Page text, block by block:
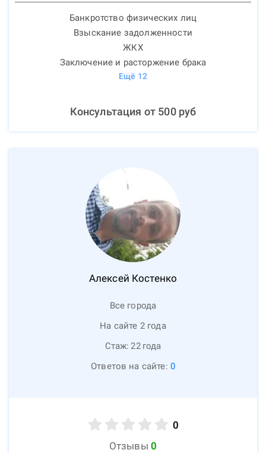
Банкротство физических лиц
Взыскание задолженности
ЖКХ
Заключение и расторжение брака
Ещё 12
Консультация от 500руб
Алексей Костенко
Все города
На сайте 2 года
Стаж: 22 года
Ответов на сайте: 0
0
Отзывы 0